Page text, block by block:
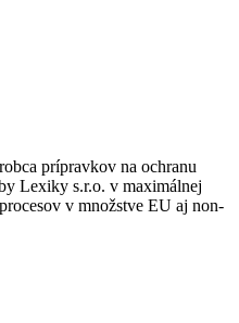
prípravkov na ochranu
Lexiky s.r.o. v maximálnej
v množstve EU aj non-